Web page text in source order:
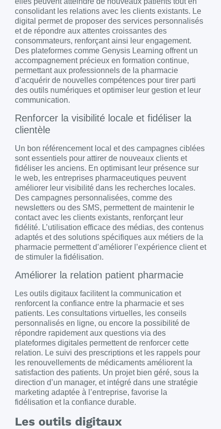
consolidant les relations avec les clients existants. Le
digital permet de proposer des services personnalisés
et de répondre aux attentes croissantes des
consommateurs, renforçant ainsi leur engagement.
Des plateformes comme Genysis Learning offrent un
accompagnement précieux en formation continue,
permettant aux professionnels de la pharmacie
d’acquérir de nouvelles compétences pour tirer parti
des outils numériques et optimiser leur gestion et leur
communication.
Renforcer la visibilité locale et fidéliser la
clientèle
Un bon référencement local et des campagnes ciblées
sont essentiels pour attirer de nouveaux clients et
fidéliser les anciens. En optimisant leur présence sur
le web, les entreprises pharmaceutiques peuvent
améliorer leur visibilité dans les recherches locales.
Des campagnes personnalisées, comme des
newsletters ou des SMS, permettent de maintenir le
contact avec les clients existants, renforçant leur
fidélité. L’utilisation efficace des médias, des contenus
adaptés et des solutions spécifiques aux métiers de la
pharmacie permettent d’améliorer l’expérience client et
de stimuler la fidélisation.
Améliorer la relation patient pharmacie
Les outils digitaux facilitent la communication et
renforcent la confiance entre la pharmacie et ses
patients. Les consultations virtuelles, les conseils
personnalisés en ligne, ou encore la possibilité de
répondre rapidement aux questions via des
plateformes digitales permettent de renforcer cette
relation. Le suivi des prescriptions et les rappels pour
les renouvellements de médicaments améliorent la
satisfaction des patients. Un projet bien géré, sous la
direction d’un manager, et intégré dans une stratégie
marketing adaptée à l’entreprise, favorise la
fidélisation et la confiance durable.
Les outils digitaux